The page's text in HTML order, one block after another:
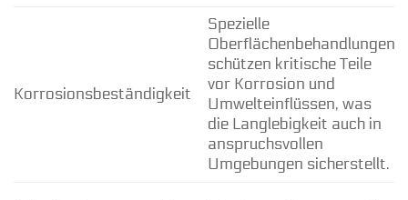
Korrosionsbeständigkeit
Spezielle
Oberflächenbehandlungen
schützen kritische Teile
vor Korrosion und
Umwelteinflüssen, was
die Langlebigkeit auch in
anspruchsvollen
Umgebungen sicherstellt.